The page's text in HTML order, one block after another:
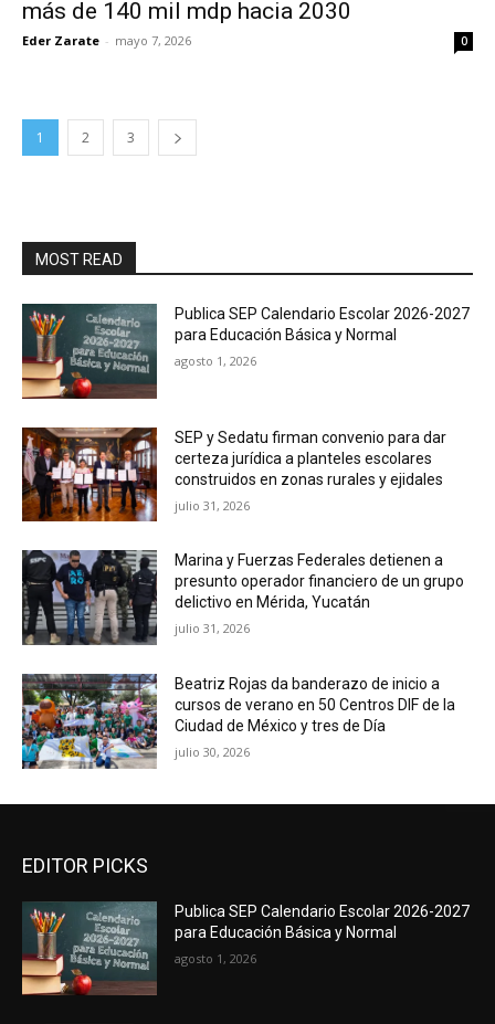
más de 140 mil mdp hacia 2030
Eder Zarate - mayo 7, 2026 0
1 2 3
MOST READ
Publica SEP Calendario Escolar 2026-2027
para Educación Básica y Normal
agosto 1, 2026
SEP y Sedatu firman convenio para dar
certeza jurídica a planteles escolares
construidos en zonas rurales y ejidales
julio 31, 2026
Marina y Fuerzas Federales detienen a
presunto operador financiero de un grupo
delictivo en Mérida, Yucatán
julio 31, 2026
Beatriz Rojas da banderazo de inicio a
cursos de verano en 50 Centros DIF de la
Ciudad de México y tres de Día
julio 30, 2026
EDITOR PICKS
Publica SEP Calendario Escolar 2026-2027
para Educación Básica y Normal
agosto 1, 2026